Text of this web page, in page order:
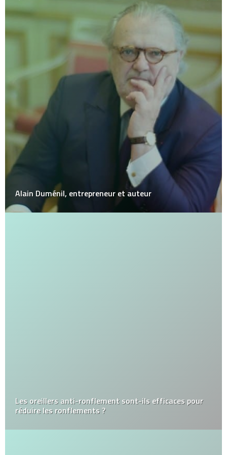
Alain Duménil, entrepreneur et auteur
Les oreillers anti-ronflement sont-ils efficaces pour
réduire les ronflements ?